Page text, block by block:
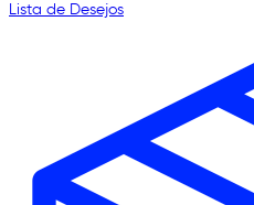
Lista de Desejos